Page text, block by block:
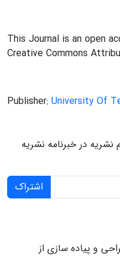
This Journal is an open
Creative Commons
Publisher: University Of
نشریه در خبرنامه نشریه
اشتراک
و پیاده سازی از